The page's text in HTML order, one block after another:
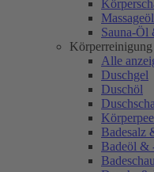
Sauna-Öl
Körperreinigung
Alle
Duschgel
Duschöl
Badesalz
Badeöl &